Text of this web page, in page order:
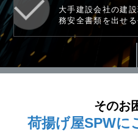
大手建設会社の建
務安全書類を出せ
そのお
荷揚げ屋SPWに